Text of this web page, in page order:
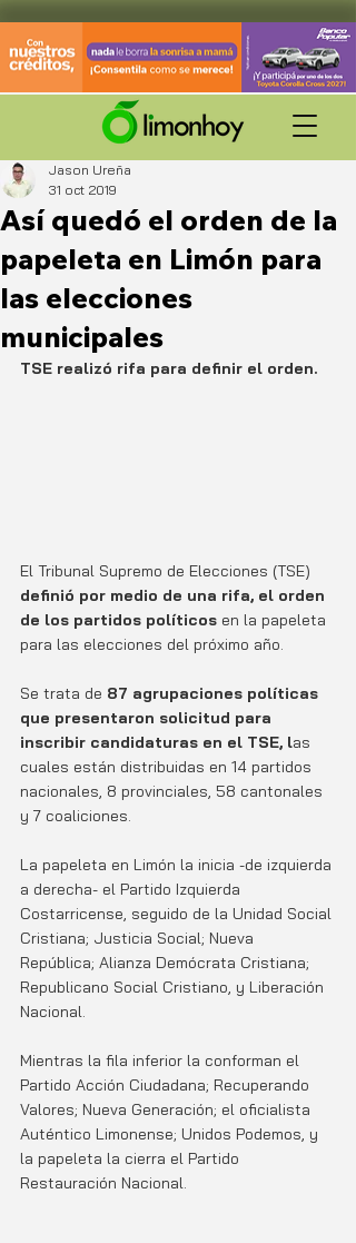
Así quedó el orden de la
papeleta en Limón para
las elecciones
municipales
Jason Ureña
31 oct 2019
TSE realizó rifa para definir el orden.
El Tribunal Supremo de Elecciones (TSE)
definió por medio de una rifa, el orden
de los partidos políticos en la papeleta
para las elecciones del próximo año.
Se trata de 87 agrupaciones políticas
que presentaron solicitud para
inscribir candidaturas en el TSE, las
cuales están distribuidas en 14 partidos
nacionales, 8 provinciales, 58 cantonales
y 7 coaliciones.
La papeleta en Limón la inicia -de izquierda
a derecha- el Partido Izquierda
Costarricense, seguido de la Unidad Social
Cristiana; Justicia Social; Nueva
República; Alianza Demócrata Cristiana;
Republicano Social Cristiano, y Liberación
Nacional.
Mientras la fila inferior la conforman el
Partido Acción Ciudadana; Recuperando
Valores; Nueva Generación; el oficialista
Auténtico Limonense; Unidos Podemos, y
la papeleta la cierra el Partido
Restauración Nacional.